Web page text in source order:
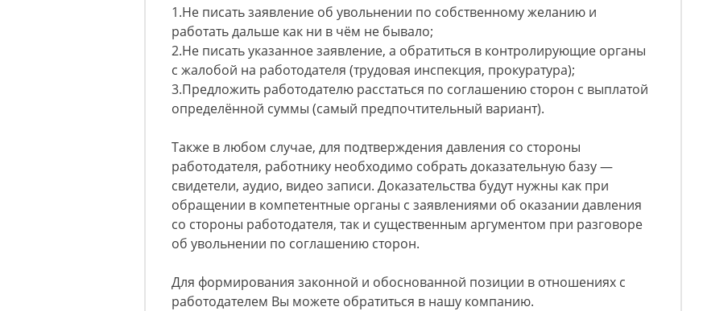
1.Не писать заявление об увольнении по собственному желанию и
работать дальше как ни в чём не бывало;
2.Не писать указанное заявление, а обратиться в контролирующие органы
с жалобой на работодателя (трудовая инспекция, прокуратура);
3.Предложить работодателю расстаться по соглашению сторон с выплатой
определённой суммы (самый предпочтительный вариант).
Также в любом случае, для подтверждения давления со стороны
работодателя, работнику необходимо собрать доказательную базу —
свидетели, аудио, видео записи. Доказательства будут нужны как при
обращении в компетентные органы с заявлениями об оказании давления
со стороны работодателя, так и существенным аргументом при разговоре
об увольнении по соглашению сторон.
Для формирования законной и обоснованной позиции в отношениях с
работодателем Вы можете обратиться в нашу компанию.